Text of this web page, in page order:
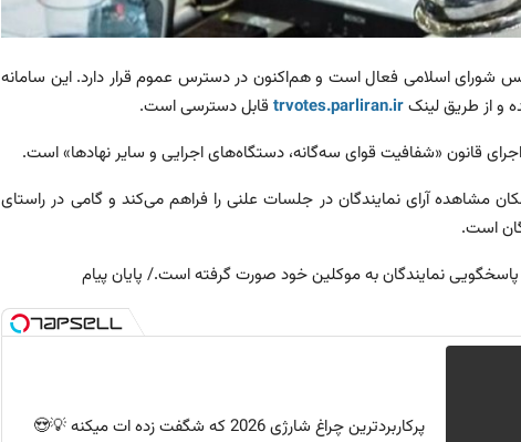
شورای اسلامی فعال است و هم‌اکنون در دسترس عموم قرار دارد. این سامانه
و از طریق لینکtrvotes.parliran.ir قابل دسترسی است.
قانون «شفافیت قوای سه‌گانه، دستگاه‌های اجرایی و سایر نهادها» است.
مشاهده آرای نمایندگان در جلسات علنی را فراهم می‌کند و گامی در راستای
است.
نمایندگان به موکلین خود صورت گرفته است./ پایان پیام
پرکاربردترین چراغ شارژی 2026 که شگفت زده ات میکنه 💡😍